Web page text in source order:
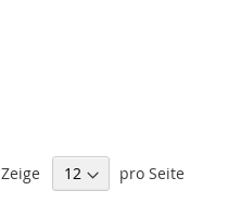
Zeige pro Seite